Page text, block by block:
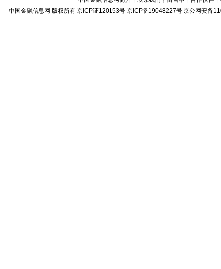
中国金融信息网 版权所有 京ICP证120153号 京ICP备19048227号 京公网安备